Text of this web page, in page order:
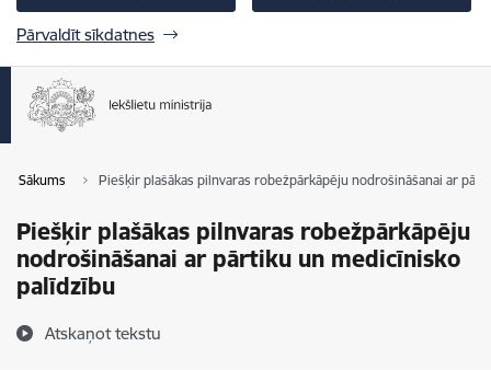
Pārvaldīt sīkdatnes
Sākums Piešķir plašākas pilnvaras robežpārkāpēju nodrošināšanai ar
Piešķir plašākas pilnvaras robežpārkāpēju
nodrošināšanai ar pārtiku un medicīnisko
palīdzību
Atskaņot tekstu